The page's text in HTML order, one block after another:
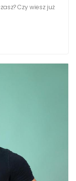
Czy wiesz już